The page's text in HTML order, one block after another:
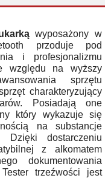
wyposażony w
przoduje pod
i profesjonalizmu
względu na wyższy
sprzętu
charakteryzujący
Posiadają one
który wykazuje się
na substancje
Dzięki dostarczeniu
z alkomatem
dokumentowania
trzeźwości jest